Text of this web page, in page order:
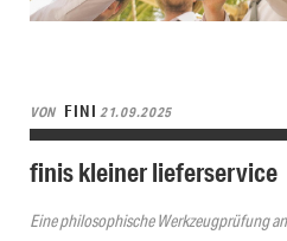
VON FINI 21.09.2025
finis kleiner lieferservice
Eine philosophische Werkzeugprüfung